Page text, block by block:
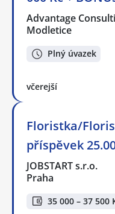
Advantage
Modletice
Plný úvazek
včerejší
Floristka/
příspěvek
JOBSTART s.r.o.
Praha
35 000 – 37 500